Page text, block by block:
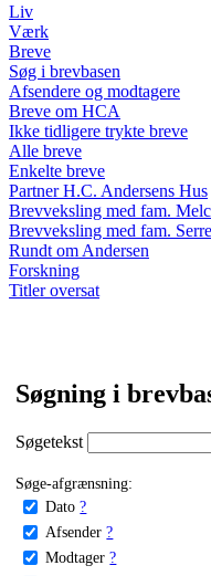
Liv
Værk
Breve
Søg i brevbasen
Afsendere og modtagere
Breve om HCA
Ikke tidligere trykte breve
Alle breve
Enkelte breve
Partner H.C. Andersens Hus
Brevveksling med fam.
Brevveksling med fam. Serre
Rundt om Andersen
Forskning
Titler oversat
Søgning i
Søgetekst
Søge-afgrænsning:
Dato ?
Afsender ?
Modtager ?